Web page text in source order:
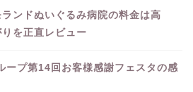
ランドぬいぐるみ病院の料金は高
を正直レビュー
ープ第14回お客様感謝フェスタの感